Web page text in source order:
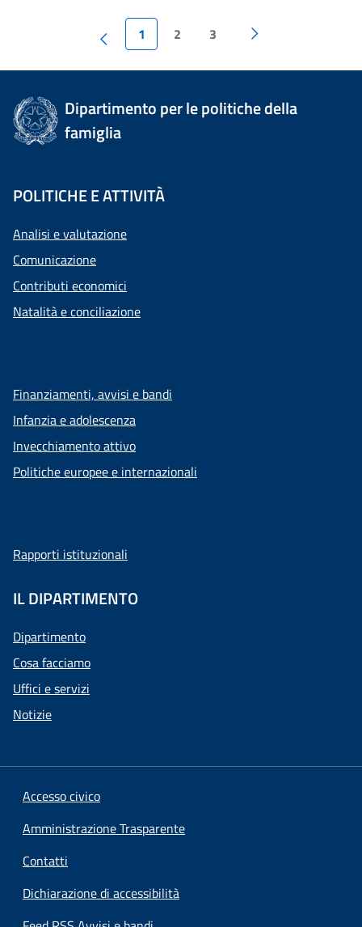
1 2 3
Dipartimento per le politiche della
famiglia
POLITICHE E ATTIVITÀ
Analisi e valutazione
Comunicazione
Contributi economici
Natalità e conciliazione
Finanziamenti, avvisi e bandi
Infanzia e adolescenza
Invecchiamento attivo
Politiche europee e internazionali
Rapporti istituzionali
IL DIPARTIMENTO
Dipartimento
Cosa facciamo
Uffici e servizi
Notizie
Accesso civico
Amministrazione Trasparente
Contatti
Dichiarazione di accessibilità